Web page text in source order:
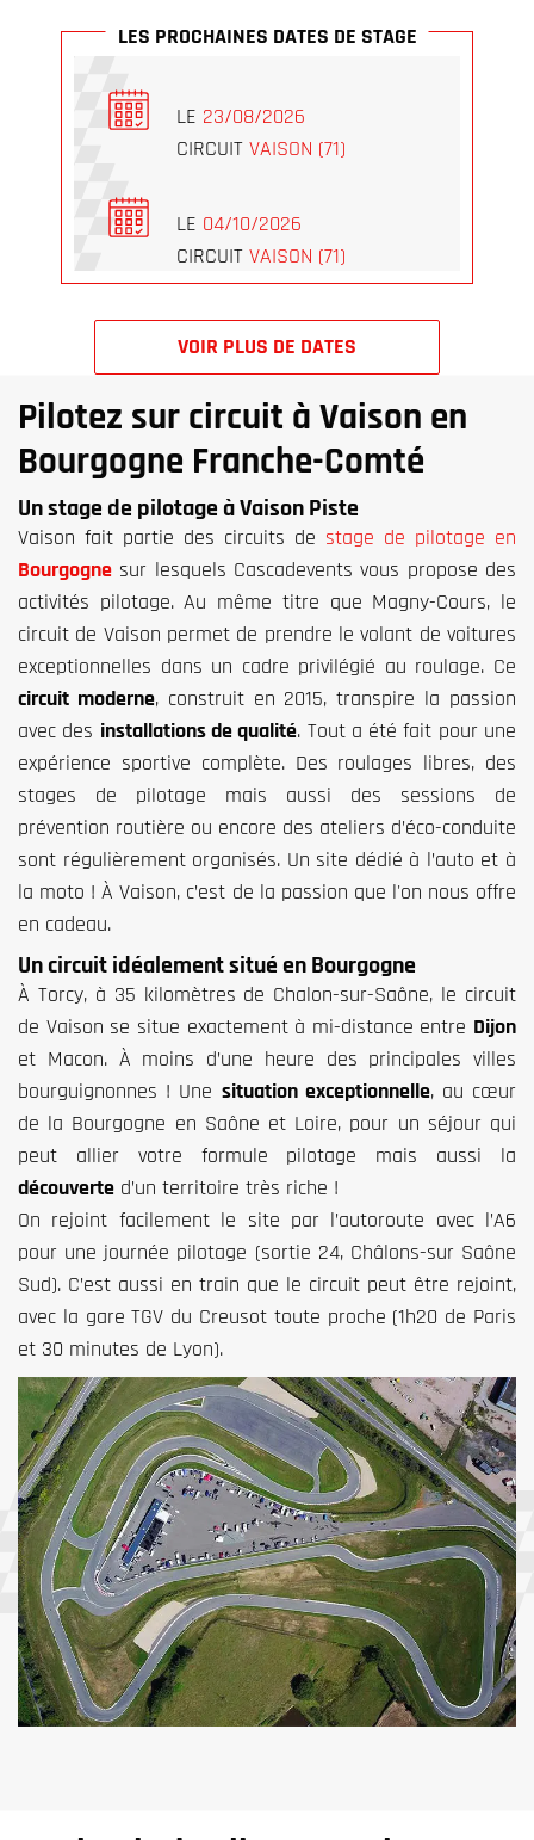
LES PROCHAINES DATES DE STAGE
LE 23/08/2026
CIRCUIT VAISON (71)
LE 04/10/2026
CIRCUIT VAISON (71)
VOIR PLUS DE DATES
Pilotez sur circuit à Vaison en
Bourgogne Franche-Comté
Un stage de pilotage à Vaison Piste
Vaison fait partie des circuits de stage de pilotage en
Bourgogne sur lesquels Cascadevents vous propose des
activités pilotage. Au même titre que Magny-Cours, le
circuit de Vaison permet de prendre le volant de voitures
exceptionnelles dans un cadre privilégié au roulage. Ce
circuit moderne, construit en 2015, transpire la passion
avec des installations de qualité. Tout a été fait pour une
expérience sportive complète. Des roulages libres, des
stages de pilotage mais aussi des sessions de
prévention routière ou encore des ateliers d’éco-conduite
sont régulièrement organisés. Un site dédié à l’auto et à
la moto ! À Vaison, c’est de la passion que l'on nous offre
en cadeau.
Un circuit idéalement situé en Bourgogne
À Torcy, à 35 kilomètres de Chalon-sur-Saône, le circuit
de Vaison se situe exactement à mi-distance entre Dijon
et Macon. À moins d’une heure des principales villes
bourguignonnes ! Une situation exceptionnelle, au cœur
de la Bourgogne en Saône et Loire, pour un séjour qui
peut allier votre formule pilotage mais aussi la
découverte d’un territoire très riche !
On rejoint facilement le site par l’autoroute avec l’A6
pour une journée pilotage (sortie 24, Châlons-sur Saône
Sud). C’est aussi en train que le circuit peut être rejoint,
avec la gare TGV du Creusot toute proche (1h20 de Paris
et 30 minutes de Lyon).